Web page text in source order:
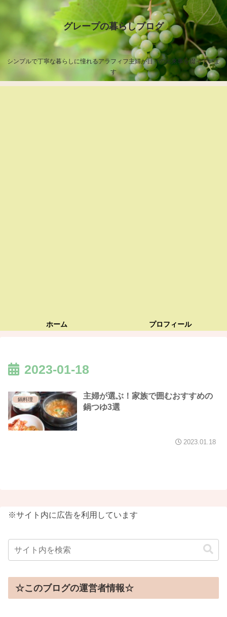
グレープの暮らしブログ
シンプルで丁寧な暮らしに憧れるアラフィフ主婦が日々の出来事を綴っていま
す
ホーム プロフィール
2023-01-18
鍋料理
主婦が選ぶ！家族で囲むおすすめの
鍋つゆ3選
2023.01.18
※サイト内に広告を利用しています
☆このブログの運営者情報☆